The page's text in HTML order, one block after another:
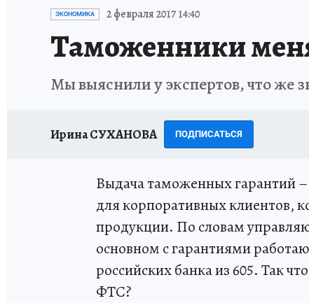
ИСПЫТАНО НА СЕБЕ
ЭКОНОМИКА 2 февраля 2017 14:40
Таможенники
Мы выяснили у экспертов, что же
Ирина СУХАНОВА ПОДПИСАТЬСЯ
Выдача таможенных гарантий –
для корпоративных клиентов,
продукции. По словам
основном с гарантиями
российских банка из 605. Так
ФТС?